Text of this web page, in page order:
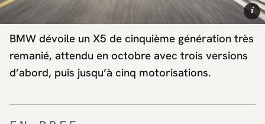
i
BMW dévoile un X5 de cinquième génération très
remanié, attendu en octobre avec trois versions
d’abord, puis jusqu’à cinq motorisations.